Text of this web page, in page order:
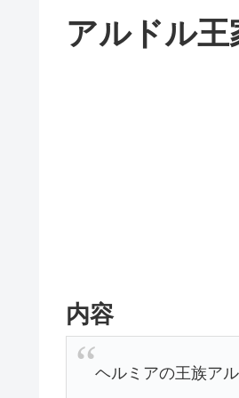
アルドル
内容
ヘルミアの王族ア